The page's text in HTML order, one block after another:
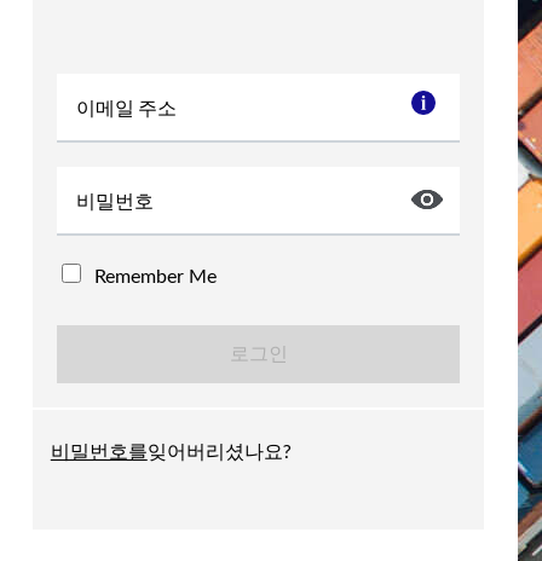
이메일 주소
비밀번호
Remember Me
비밀번호를잊어버리셨나요?